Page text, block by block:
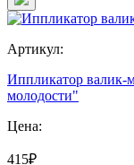
Артикул:
Иппликатор валик-
молодости"
Цена:
415₽